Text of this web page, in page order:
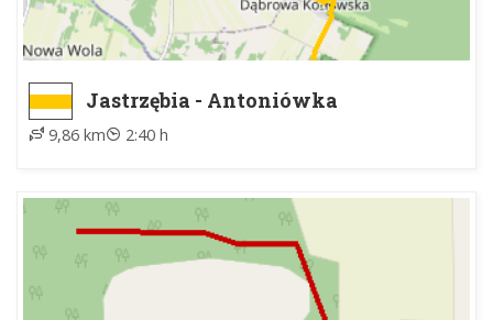
Jastrzębia - Antoniówka
9,86 km 2:40 h